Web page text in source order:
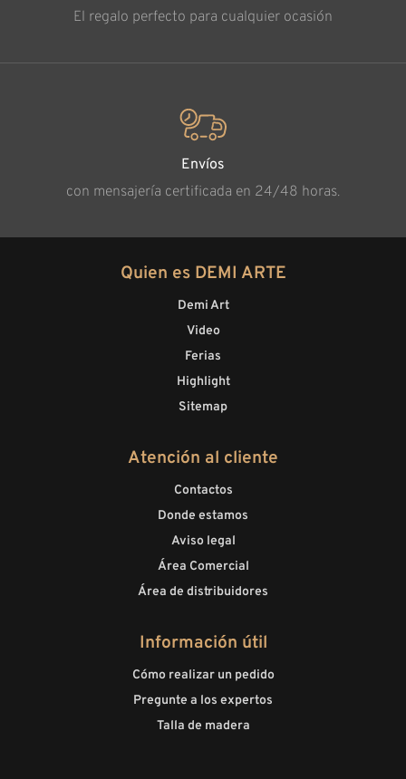
El regalo perfecto para cualquier ocasión
Envíos
con mensajería certificada en 24/48 horas.
Quien es DEMI ARTE
Demi Art
Video
Ferias
Highlight
Sitemap
Atención al cliente
Contactos
Donde estamos
Aviso legal
Área Comercial
Área de distribuidores
Información útil
Cómo realizar un pedido
Pregunte a los expertos
Talla de madera